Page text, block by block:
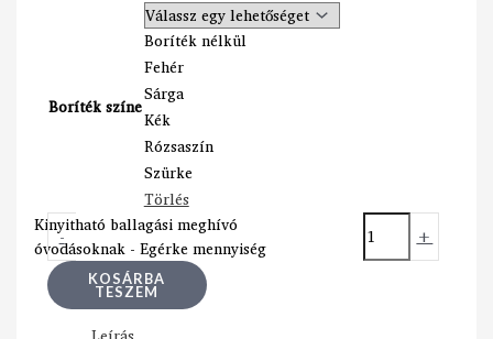
Boríték színe
Boríték nélkül
Fehér
Sárga
Kék
Rózsaszín
Szürke
Törlés
-
Kinyitható ballagási meghívó
óvodásoknak - Egérke mennyiség
+
KOSÁRBA
TESZEM